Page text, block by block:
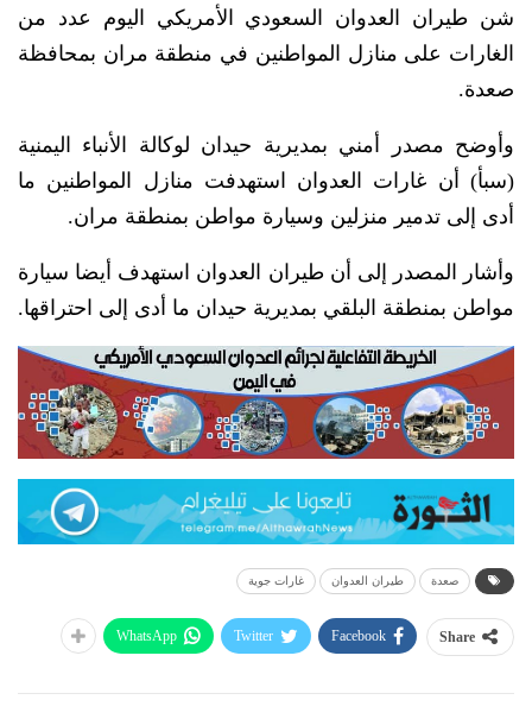
شن طيران العدوان السعودي الأمريكي اليوم عدد من
الغارات على منازل المواطنين في منطقة مران بمحافظة
صعدة.
وأوضح مصدر أمني بمديرية حيدان لوكالة الأنباء اليمنية
(سبأ) أن غارات العدوان استهدفت منازل المواطنين ما
أدى إلى تدمير منزلين وسيارة مواطن بمنطقة مران.
وأشار المصدر إلى أن طيران العدوان استهدف أيضا سيارة
مواطن بمنطقة البلقي بمديرية حيدان ما أدى إلى احتراقها.
صعدة طيران العدوان غارات جوية
Share
Facebook
Twitter
WhatsApp